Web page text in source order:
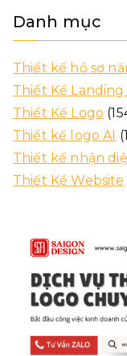
Danh mục
Thiết kế hồ sơ
Thiết Kế Landing
Thiết Kế Logo
Thiết kế logo AI
Thiết kế nhận
Thiết Kế Website